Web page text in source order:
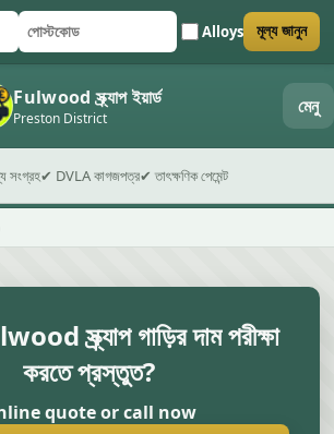
গাড়ির নম্বর
পোস্টকোড Alloys
ফর্ম জমা দিন মূল্য জানুন
Fulwood স্ক্র্যাপ ইয়ার্ড
Preston District মেনু
সংগ্রহ✔ DVLA কাগজপত্র✔ তাৎক্ষণিক পেমেন্ট
স্ক্র্যাপ গাড়ির দাম পরীক্ষা
করতে প্রস্তুত?
quote or call now